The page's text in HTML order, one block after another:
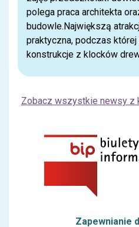
polega praca architekta
budowle.Największą
praktyczna, podczas
konstrukcje z klocków
Zobacz wszystkie newsy z
Zapewnianie